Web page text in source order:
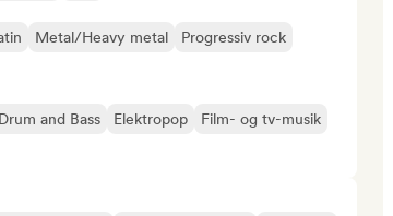
Metal/Heavy metal
Progressiv rock
Drum and Bass Elektropop
Film- og tv-musik